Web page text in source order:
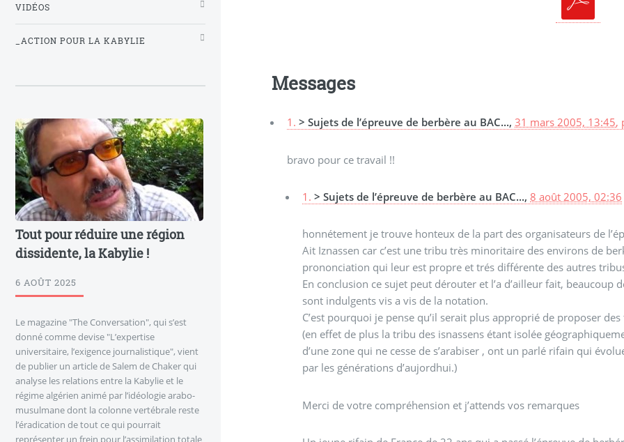
Messages
1. > Sujets de l’épreuve de berbère au BAC...,31 mars 2005, 13:45,
bravo pour ce travail !!
1. > Sujets de l’épreuve de berbère au BAC...,8 août 2005, 02:36
honnétement je trouve honteux de la part des organisateurs de
Ait Iznassen car c’est une tribu très minoritaire des environs de
prononciation qui leur est propre et trés différente des autres
En conclusion ce sujet peut dérouter et l’a d’ailleur fait,
sont indulgents vis a vis de la notation.
C’est pourquoi je pense qu’il serait plus approprié de proposer
(en effet de plus la tribu des isnassens étant isolée
d’une zone qui ne cesse de s’arabiser , ont un parlé rifain qui
par les générations d’aujordhui.)
Merci de votre compréhension et j’attends vos remarques
VIDÉOS
_ACTION POUR LA KABYLIE
Tout pour réduire une région
dissidente, la Kabylie !
6 AOÛT 2025
Le magazine "The Conversation", qui s’est
donné comme devise "L’expertise
universitaire, l’exigence journalistique", vient
de publier un article de Salem de Chaker qui
analyse les relations entre la Kabylie et le
régime algérien animé par l’idéologie arabo-
musulmane dont la colonne vertébrale reste
l’éradication de tout ce qui pourrait
représenter un frein pour l’assimilation totale